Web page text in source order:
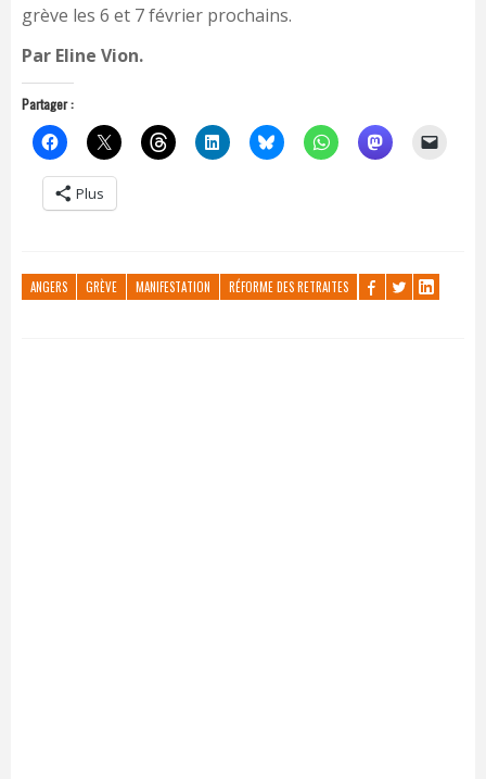
grève les 6 et 7 février prochains.
Par Eline Vion.
Partager :
Plus
ANGERS GRÈVE MANIFESTATION RÉFORME DES RETRAITES